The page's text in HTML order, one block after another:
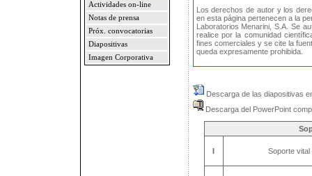
Actividades on-line
Notas de prensa
Próx. convocatorias
Diapositivas
Imagen Corporativa
Los derechos de autor y los
en esta página pertenecen a la
Laboratorios Menarini, S.A. Se
realice por la comunidad
fines comerciales y se cite la
queda expresamente prohibida.
Descarga de las diapositivas
Descarga del PowerPoint
I Soporte